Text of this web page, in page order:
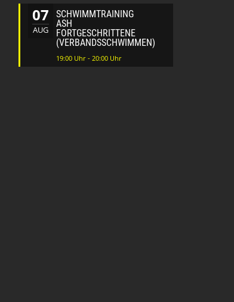
07
AUG
SCHWIMMTRAINING
ASH
FORTGESCHRITTENE
(VERBANDSSCHWIMMEN)
19:00 Uhr - 20:00 Uhr